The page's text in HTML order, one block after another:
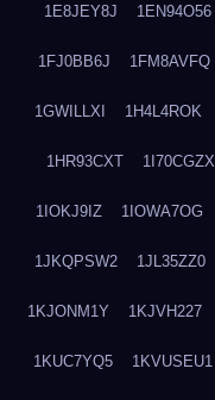
1E8JEY8J 1EN94O56
1FJ0BB6J 1FM8AVFQ
1GWILLXI 1H4L4ROK
1HR93CXT 1I70CGZX
1IOKJ9IZ 1IOWA7OG
1JKQPSW2 1JL35ZZ0
1KJONM1Y 1KJVH227
1KUC7YQ5 1KVUSEU1